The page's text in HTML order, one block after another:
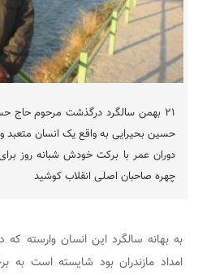
۲۱ بهمن سالگرد درگذشت مرحوم حاج
حسین بحیرایی به واقع یک انسان متعبد
دوران عمر با برکت خودش شبانه روز
چهره صاحبان اصلی انقلاب کوشید
به بهانه سالگرد این انسان وارسته
امداد مازندران بود شایسته است به